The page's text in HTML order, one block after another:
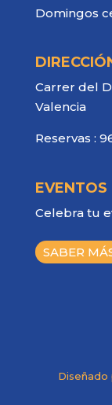
Domingos
Carrer del
Valencia
Reservas :
EVENTOS
Celebra tu
SABER
Diseñado